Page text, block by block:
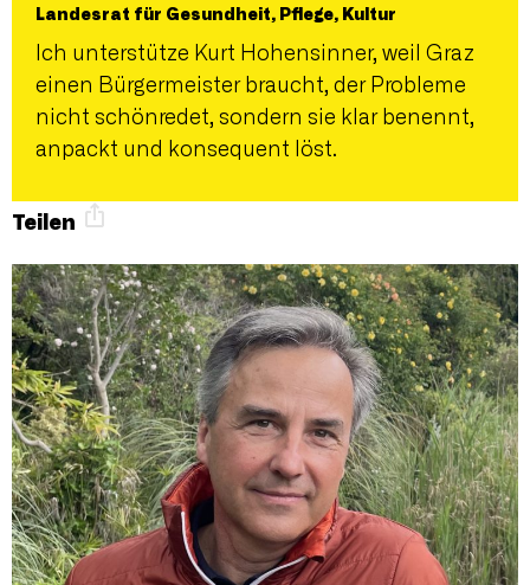
Landesrat für Gesundheit, Pflege, Kultur
Ich unterstütze Kurt Hohensinner, weil Graz
einen Bürgermeister braucht, der Probleme
nicht schönredet, sondern sie klar benennt,
anpackt und konsequent löst.
Teilen